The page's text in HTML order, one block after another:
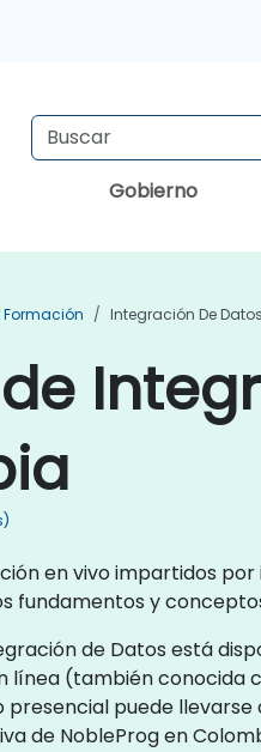
Gobierno
Integración De
en vivo impartidos
fundamentos y
de Datos está
línea (también conocida
presencial puede
de NobleProg en